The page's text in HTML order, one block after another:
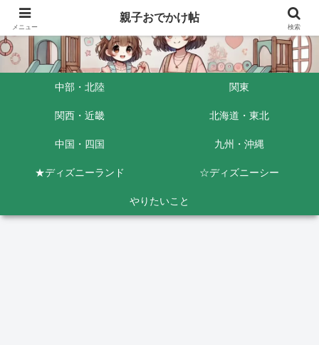
中部・北陸 関東
関西・近畿 北海道・東北
中国・四国 九州・沖縄
★ディズニーランド ☆ディズニーシー
やりたいこと
メニュー
親子おでかけ帖
検索